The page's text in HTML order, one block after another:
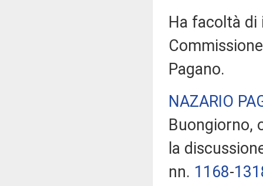
Ha facoltà di
Pagano.
NAZARIO
Buongiorno,
la
nn. 1168​-